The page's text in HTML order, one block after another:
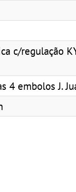
c/regulação
4 embolos J.